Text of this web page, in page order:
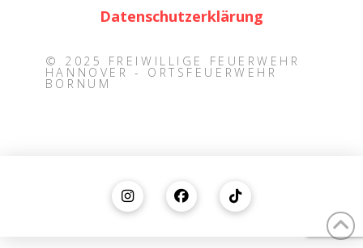
Datenschutzerklärung
© 2025 FREIWILLIGE FEUERWEHR
HANNOVER - ORTSFEUERWEHR
BORNUM